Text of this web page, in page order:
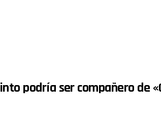
podría ser compañero de